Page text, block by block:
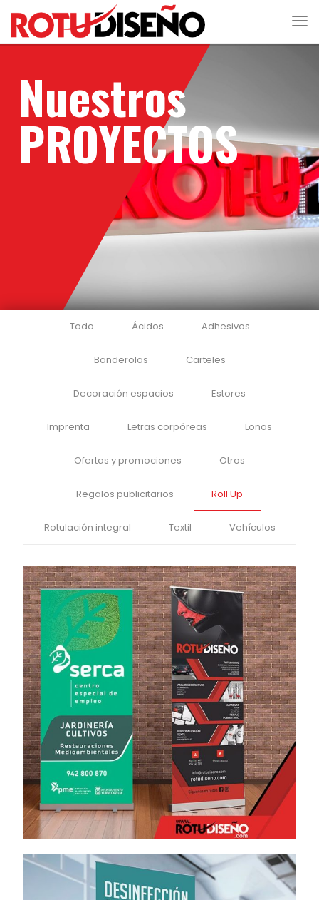
Nuestros
PROYECTOS
Todo Ácidos Adhesivos
Banderolas Carteles
Decoración espacios Estores
Imprenta Letras corpóreas Lonas
Ofertas y promociones Otros
Regalos publicitarios Roll Up
Rotulación integral Textil Vehículos
Roll Up
Roll Up